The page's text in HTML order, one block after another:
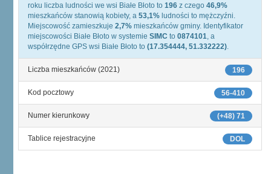
roku liczba ludności we wsi Białe Błoto to 196 z czego 46,9%
mieszkańców stanowią kobiety, a 53,1% ludności to mężczyźni.
Miejscowość zamieszkuje 2,7% mieszkańców gminy. Identyfikator
miejscowości Białe Błoto w systemie SIMC to 0874101, a
współrzędne GPS wsi Białe Błoto to (17.354444, 51.332222).
196
Liczba mieszkańców (2021)
56-410
Kod pocztowy
(+48) 71
Numer kierunkowy
DOL
Tablice rejestracyjne